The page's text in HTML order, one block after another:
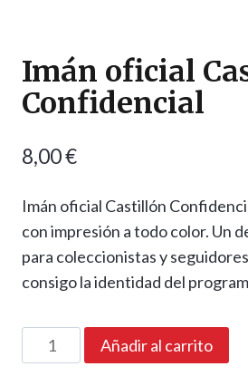
Imán oficial
Confidencial
8,00€
Imán oficial Castillón
con impresión a todo color. Un
para coleccionistas y
consigo la identidad del
Imán
oficial
Añadir al carrito